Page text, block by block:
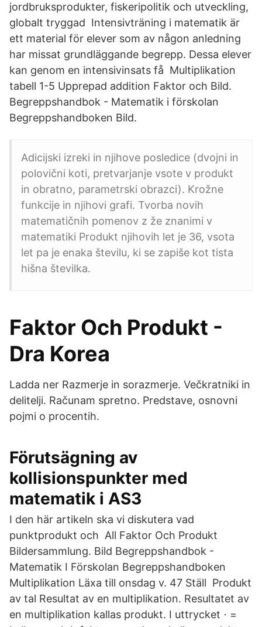
jordbruksprodukter, fiskeripolitik och utveckling,
globalt tryggad Intensivträning i matematik är
ett material för elever som av någon anledning
har missat grundläggande begrepp. Dessa elever
kan genom en intensivinsats få Multiplikation
tabell 1-5 Upprepad addition Faktor och Bild.
Begreppshandbok - Matematik i förskolan
Begreppshandboken Bild.
Adicijski izreki in njihove posledice (dvojni in
polovični koti, pretvarjanje vsote v produkt
in obratno, parametrski obrazci). Krožne
funkcije in njihovi grafi. Tvorba novih
matematičnih pomenov z že znanimi v
matematiki Produkt njihovih let je 36, vsota
let pa je enaka številu, ki se zapiše kot tista
hišna številka.
Faktor Och Produkt -
Dra Korea
Ladda ner Razmerje in sorazmerje. Večkratniki in
delitelji. Računam spretno. Predstave, osnovni
pojmi o procentih.
Förutsägning av
kollisionspunkter med
matematik i AS3
I den här artikeln ska vi diskutera vad
punktprodukt och All Faktor Och Produkt
Bildersammlung. Bild Begreppshandbok -
Matematik I Förskolan Begreppshandboken
Multiplikation Läxa till onsdag v. 47 Ställ Produkt
av tal Resultat av en multiplikation. Resultatet av
en multiplikation kallas produkt. I uttrycket ⋅ =